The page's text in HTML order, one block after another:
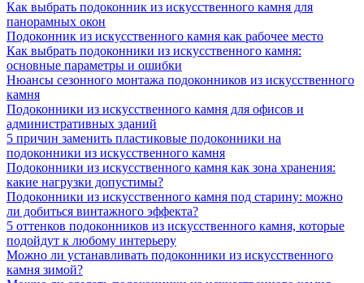
Как выбрать подоконник из искусственного камня для
панорамных окон
Подоконник из искусственного камня как рабочее место
Как выбрать подоконники из искусственного камня:
основные параметры и ошибки
Нюансы сезонного монтажа подоконников из искусственного
камня
Подоконники из искусственного камня для офисов и
административных зданий
5 причин заменить пластиковые подоконники на
подоконники из искусственного камня
Подоконники из искусственного камня как зона хранения:
какие нагрузки допустимы?
Подоконники из искусственного камня под старину: можно
ли добиться винтажного эффекта?
5 оттенков подоконников из искусственного камня, которые
подойдут к любому интерьеру
Можно ли устанавливать подоконники из искусственного
камня зимой?